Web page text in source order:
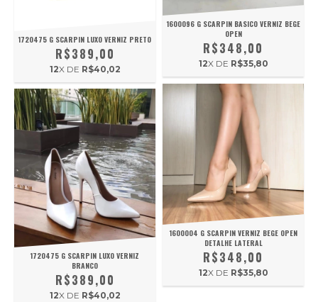
1720475 G SCARPIN LUXO VERNIZ PRETO
R$389,00
12X DE R$40,02
1600096 G SCARPIN BASICO VERNIZ BEGE
OPEN
R$348,00
12X DE R$35,80
1720475 G SCARPIN LUXO VERNIZ
BRANCO
R$389,00
12X DE R$40,02
1600004 G SCARPIN VERNIZ BEGE OPEN
DETALHE LATERAL
R$348,00
12X DE R$35,80